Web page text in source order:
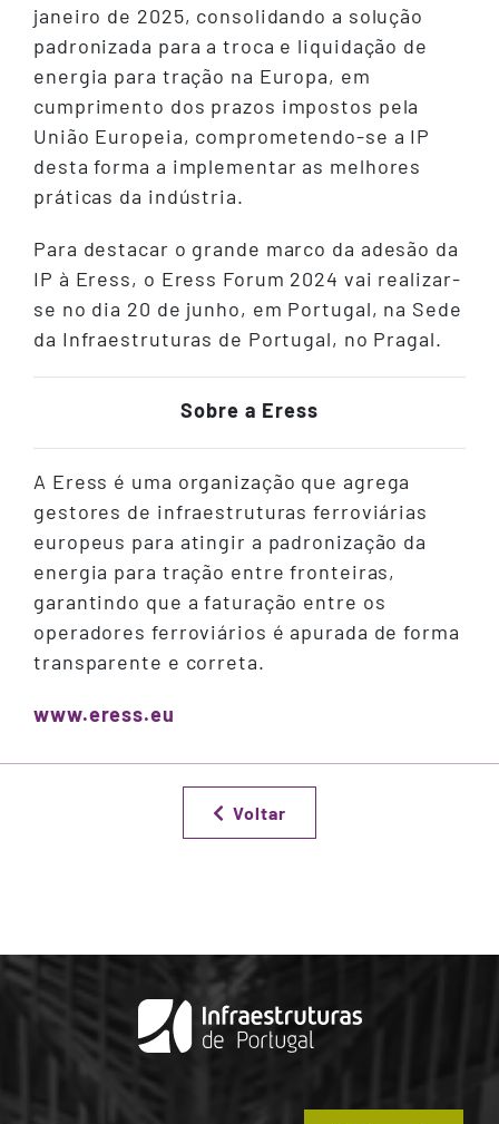
janeiro de 2025, consolidando a solução
padronizada para a troca e liquidação de
energia para tração na Europa, em
cumprimento dos prazos impostos pela
União Europeia, comprometendo-se a IP
desta forma a implementar as melhores
práticas da indústria.
Para destacar o grande marco da adesão da
IP à Eress, o Eress Forum 2024 vai realizar-
se no dia 20 de junho, em Portugal, na Sede
da Infraestruturas de Portugal, no Pragal.
Sobre a Eress
A Eress é uma organização que agrega
gestores de infraestruturas ferroviárias
europeus para atingir a padronização da
energia para tração entre fronteiras,
garantindo que a faturação entre os
operadores ferroviários é apurada de forma
transparente e correta.
www.eress.eu
Voltar